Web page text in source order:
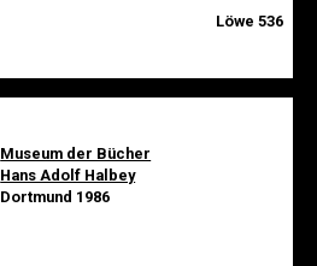
Löwe 536
Museum der Bücher
Hans Adolf Halbey
Dortmund 1986